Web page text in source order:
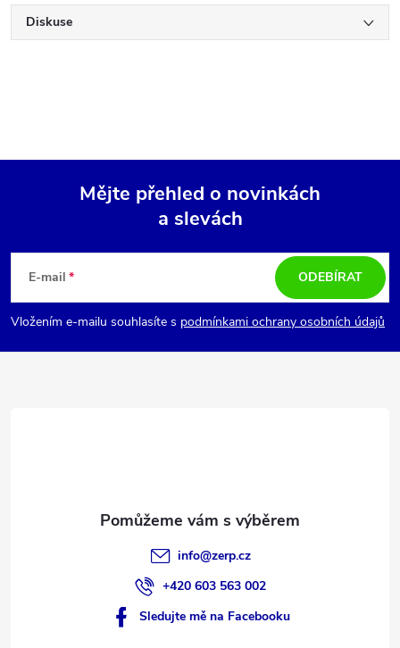
Diskuse
p
a
Mějte přehled o novinkách
a slevách
E-mail
Vložením e-mailu souhlasíte s podmínkami ochrany osobních údajů
ODEBÍRAT
info@zerp.cz
+420 603 563 002
Sledujte mě na Facebooku